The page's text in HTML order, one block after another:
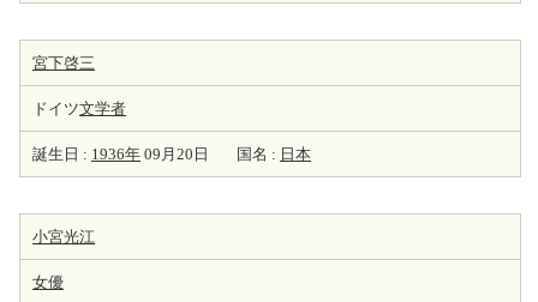
宮下啓三
ドイツ文学者
誕生日 : 1936年 09月20日 国名 : 日本
小宮光江
女優